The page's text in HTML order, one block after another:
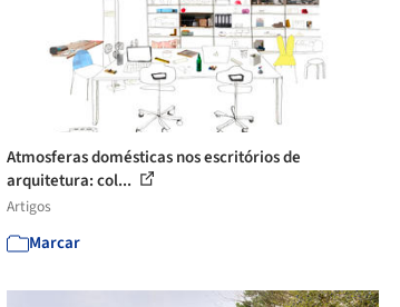
Atmosferas domésticas nos escritórios de
arquitetura: col...
Artigos
Marcar